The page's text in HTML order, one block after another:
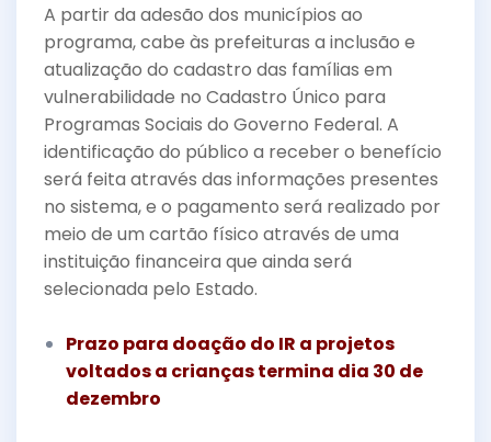
A partir da adesão dos municípios ao
programa, cabe às prefeituras a inclusão e
atualização do cadastro das famílias em
vulnerabilidade no Cadastro Único para
Programas Sociais do Governo Federal. A
identificação do público a receber o benefício
será feita através das informações presentes
no sistema, e o pagamento será realizado por
meio de um cartão físico através de uma
instituição financeira que ainda será
selecionada pelo Estado.
Prazo para doação do IR a projetos
voltados a crianças termina dia 30 de
dezembro